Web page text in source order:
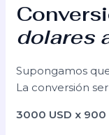
dolares
Supongamos
La conversión
3000 USD x 900